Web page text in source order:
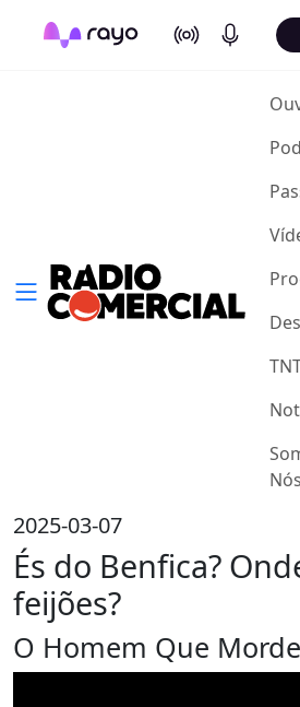
On Air Podcasts
Nós
2025-03-07
És do Benfica?
feijões?
O Homem Que